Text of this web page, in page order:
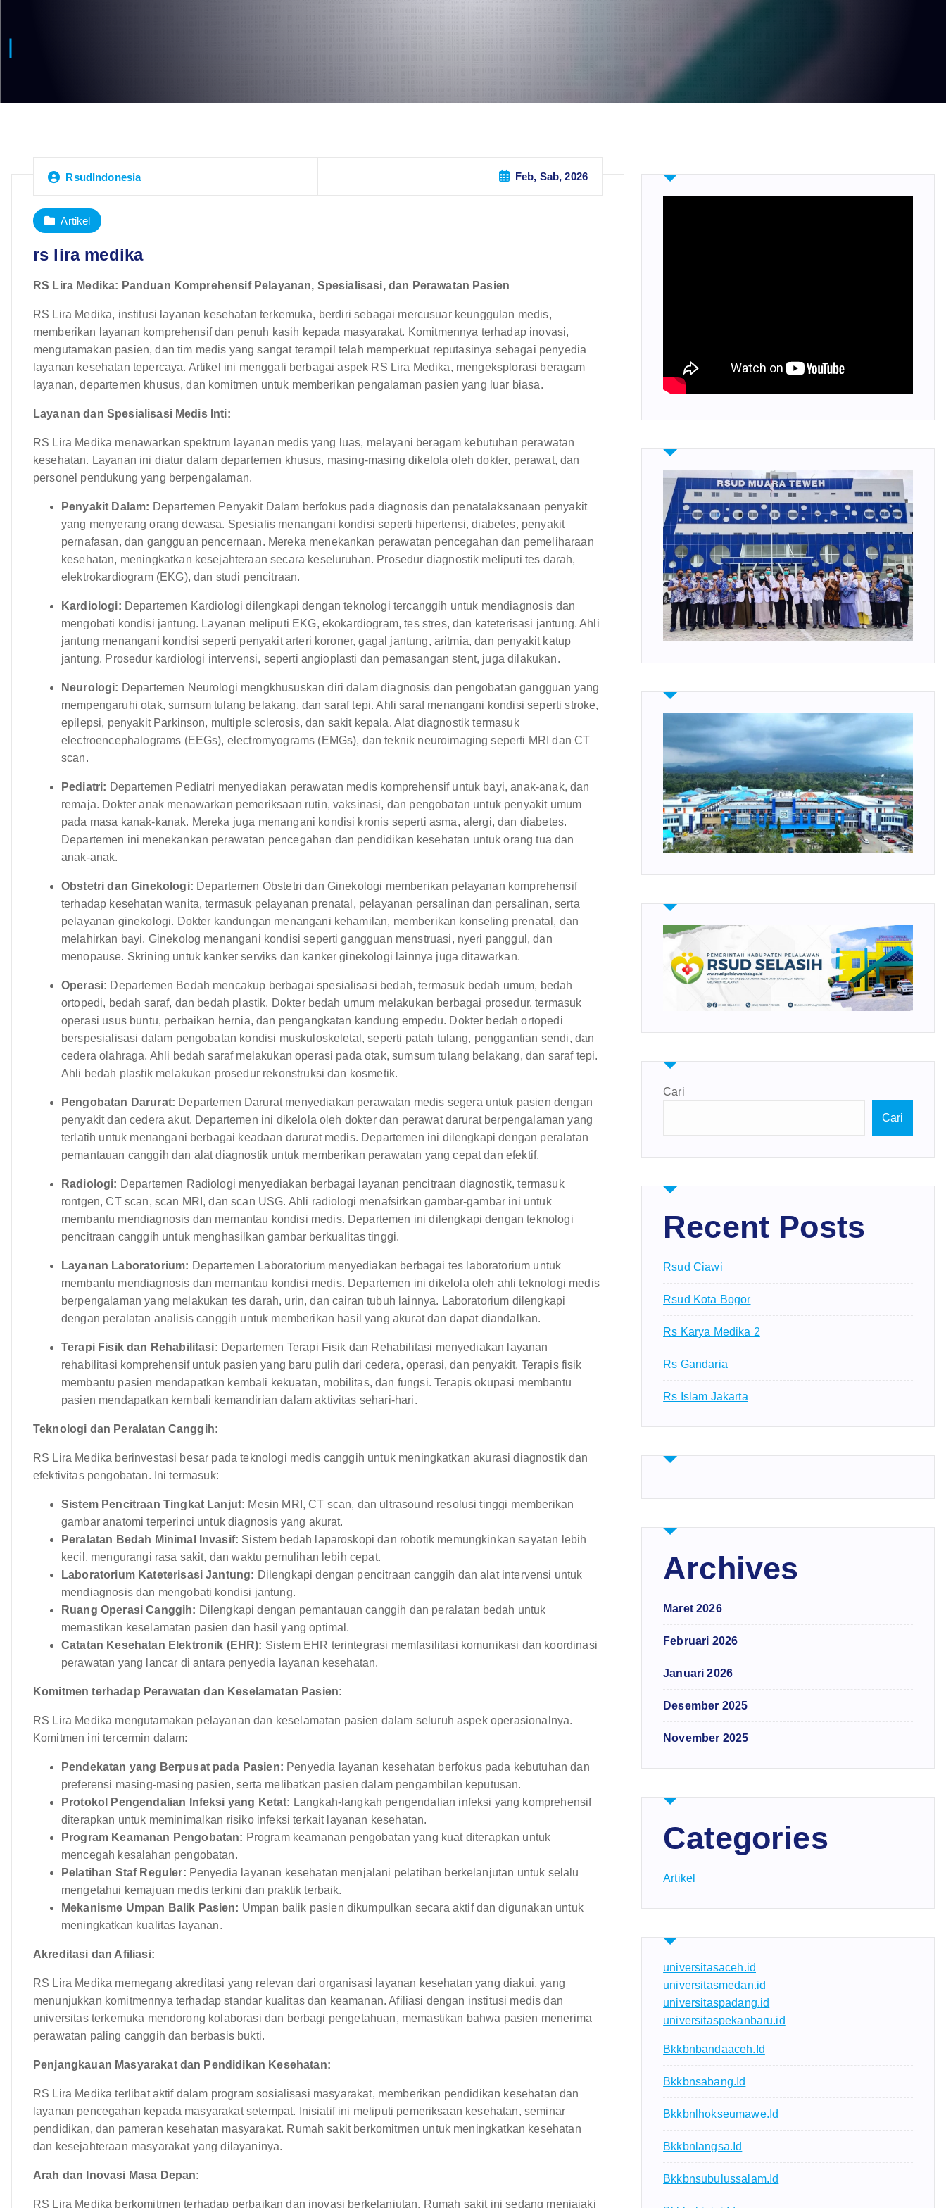
RsudIndonesia Feb, Sab, 2026
Artikel
rs lira medika
RS Lira Medika: Panduan Komprehensif Pelayanan, Spesialisasi, dan Perawatan Pasien
RS Lira Medika, institusi layanan kesehatan terkemuka, berdiri sebagai mercusuar keunggulan medis,
memberikan layanan komprehensif dan penuh kasih kepada masyarakat. Komitmennya terhadap inovasi,
mengutamakan pasien, dan tim medis yang sangat terampil telah memperkuat reputasinya sebagai penyedia
layanan kesehatan tepercaya. Artikel ini menggali berbagai aspek RS Lira Medika, mengeksplorasi beragam
layanan, departemen khusus, dan komitmen untuk memberikan pengalaman pasien yang luar biasa.
Layanan dan Spesialisasi Medis Inti:
RS Lira Medika menawarkan spektrum layanan medis yang luas, melayani beragam kebutuhan perawatan
kesehatan. Layanan ini diatur dalam departemen khusus, masing-masing dikelola oleh dokter, perawat, dan
personel pendukung yang berpengalaman.
Penyakit Dalam: Departemen Penyakit Dalam berfokus pada diagnosis dan penatalaksanaan penyakit
yang menyerang orang dewasa. Spesialis menangani kondisi seperti hipertensi, diabetes, penyakit
pernafasan, dan gangguan pencernaan. Mereka menekankan perawatan pencegahan dan pemeliharaan
kesehatan, meningkatkan kesejahteraan secara keseluruhan. Prosedur diagnostik meliputi tes darah,
elektrokardiogram (EKG), dan studi pencitraan.
Kardiologi: Departemen Kardiologi dilengkapi dengan teknologi tercanggih untuk mendiagnosis dan
mengobati kondisi jantung. Layanan meliputi EKG, ekokardiogram, tes stres, dan kateterisasi jantung. Ahli
jantung menangani kondisi seperti penyakit arteri koroner, gagal jantung, aritmia, dan penyakit katup
jantung. Prosedur kardiologi intervensi, seperti angioplasti dan pemasangan stent, juga dilakukan.
Neurologi: Departemen Neurologi mengkhususkan diri dalam diagnosis dan pengobatan gangguan yang
mempengaruhi otak, sumsum tulang belakang, dan saraf tepi. Ahli saraf menangani kondisi seperti stroke,
epilepsi, penyakit Parkinson, multiple sclerosis, dan sakit kepala. Alat diagnostik termasuk
electroencephalograms (EEGs), electromyograms (EMGs), dan teknik neuroimaging seperti MRI dan CT
scan.
Pediatri: Departemen Pediatri menyediakan perawatan medis komprehensif untuk bayi, anak-anak, dan
remaja. Dokter anak menawarkan pemeriksaan rutin, vaksinasi, dan pengobatan untuk penyakit umum
pada masa kanak-kanak. Mereka juga menangani kondisi kronis seperti asma, alergi, dan diabetes.
Departemen ini menekankan perawatan pencegahan dan pendidikan kesehatan untuk orang tua dan
anak-anak.
Obstetri dan Ginekologi: Departemen Obstetri dan Ginekologi memberikan pelayanan komprehensif
terhadap kesehatan wanita, termasuk pelayanan prenatal, pelayanan persalinan dan persalinan, serta
pelayanan ginekologi. Dokter kandungan menangani kehamilan, memberikan konseling prenatal, dan
melahirkan bayi. Ginekolog menangani kondisi seperti gangguan menstruasi, nyeri panggul, dan
menopause. Skrining untuk kanker serviks dan kanker ginekologi lainnya juga ditawarkan.
Operasi: Departemen Bedah mencakup berbagai spesialisasi bedah, termasuk bedah umum, bedah
ortopedi, bedah saraf, dan bedah plastik. Dokter bedah umum melakukan berbagai prosedur, termasuk
operasi usus buntu, perbaikan hernia, dan pengangkatan kandung empedu. Dokter bedah ortopedi
berspesialisasi dalam pengobatan kondisi muskuloskeletal, seperti patah tulang, penggantian sendi, dan
cedera olahraga. Ahli bedah saraf melakukan operasi pada otak, sumsum tulang belakang, dan saraf tepi.
Ahli bedah plastik melakukan prosedur rekonstruksi dan kosmetik.
Pengobatan Darurat: Departemen Darurat menyediakan perawatan medis segera untuk pasien dengan
penyakit dan cedera akut. Departemen ini dikelola oleh dokter dan perawat darurat berpengalaman yang
terlatih untuk menangani berbagai keadaan darurat medis. Departemen ini dilengkapi dengan peralatan
pemantauan canggih dan alat diagnostik untuk memberikan perawatan yang cepat dan efektif.
Radiologi: Departemen Radiologi menyediakan berbagai layanan pencitraan diagnostik, termasuk
rontgen, CT scan, scan MRI, dan scan USG. Ahli radiologi menafsirkan gambar-gambar ini untuk
membantu mendiagnosis dan memantau kondisi medis. Departemen ini dilengkapi dengan teknologi
pencitraan canggih untuk menghasilkan gambar berkualitas tinggi.
Layanan Laboratorium: Departemen Laboratorium menyediakan berbagai tes laboratorium untuk
membantu mendiagnosis dan memantau kondisi medis. Departemen ini dikelola oleh ahli teknologi medis
berpengalaman yang melakukan tes darah, urin, dan cairan tubuh lainnya. Laboratorium dilengkapi
dengan peralatan analisis canggih untuk memberikan hasil yang akurat dan dapat diandalkan.
Terapi Fisik dan Rehabilitasi: Departemen Terapi Fisik dan Rehabilitasi menyediakan layanan
rehabilitasi komprehensif untuk pasien yang baru pulih dari cedera, operasi, dan penyakit. Terapis fisik
membantu pasien mendapatkan kembali kekuatan, mobilitas, dan fungsi. Terapis okupasi membantu
pasien mendapatkan kembali kemandirian dalam aktivitas sehari-hari.
Teknologi dan Peralatan Canggih:
RS Lira Medika berinvestasi besar pada teknologi medis canggih untuk meningkatkan akurasi diagnostik dan
efektivitas pengobatan. Ini termasuk:
Sistem Pencitraan Tingkat Lanjut: Mesin MRI, CT scan, dan ultrasound resolusi tinggi memberikan
gambar anatomi terperinci untuk diagnosis yang akurat.
Peralatan Bedah Minimal Invasif: Sistem bedah laparoskopi dan robotik memungkinkan sayatan lebih
kecil, mengurangi rasa sakit, dan waktu pemulihan lebih cepat.
Laboratorium Kateterisasi Jantung: Dilengkapi dengan pencitraan canggih dan alat intervensi untuk
mendiagnosis dan mengobati kondisi jantung.
Ruang Operasi Canggih: Dilengkapi dengan pemantauan canggih dan peralatan bedah untuk
memastikan keselamatan pasien dan hasil yang optimal.
Catatan Kesehatan Elektronik (EHR): Sistem EHR terintegrasi memfasilitasi komunikasi dan koordinasi
perawatan yang lancar di antara penyedia layanan kesehatan.
Komitmen terhadap Perawatan dan Keselamatan Pasien:
RS Lira Medika mengutamakan pelayanan dan keselamatan pasien dalam seluruh aspek operasionalnya.
Komitmen ini tercermin dalam:
Pendekatan yang Berpusat pada Pasien: Penyedia layanan kesehatan berfokus pada kebutuhan dan
preferensi masing-masing pasien, serta melibatkan pasien dalam pengambilan keputusan.
Protokol Pengendalian Infeksi yang Ketat: Langkah-langkah pengendalian infeksi yang komprehensif
diterapkan untuk meminimalkan risiko infeksi terkait layanan kesehatan.
Program Keamanan Pengobatan: Program keamanan pengobatan yang kuat diterapkan untuk
mencegah kesalahan pengobatan.
Pelatihan Staf Reguler: Penyedia layanan kesehatan menjalani pelatihan berkelanjutan untuk selalu
mengetahui kemajuan medis terkini dan praktik terbaik.
Mekanisme Umpan Balik Pasien: Umpan balik pasien dikumpulkan secara aktif dan digunakan untuk
meningkatkan kualitas layanan.
Akreditasi dan Afiliasi:
RS Lira Medika memegang akreditasi yang relevan dari organisasi layanan kesehatan yang diakui, yang
menunjukkan komitmennya terhadap standar kualitas dan keamanan. Afiliasi dengan institusi medis dan
universitas terkemuka mendorong kolaborasi dan berbagi pengetahuan, memastikan bahwa pasien menerima
perawatan paling canggih dan berbasis bukti.
Penjangkauan Masyarakat dan Pendidikan Kesehatan:
RS Lira Medika terlibat aktif dalam program sosialisasi masyarakat, memberikan pendidikan kesehatan dan
layanan pencegahan kepada masyarakat setempat. Inisiatif ini meliputi pemeriksaan kesehatan, seminar
pendidikan, dan pameran kesehatan masyarakat. Rumah sakit berkomitmen untuk meningkatkan kesehatan
dan kesejahteraan masyarakat yang dilayaninya.
Arah dan Inovasi Masa Depan:
RS Lira Medika berkomitmen terhadap perbaikan dan inovasi berkelanjutan. Rumah sakit ini sedang menjajaki
Cari
Cari
Recent Posts
Rsud Ciawi
Rsud Kota Bogor
Rs Karya Medika 2
Rs Gandaria
Rs Islam Jakarta
Archives
Maret 2026
Februari 2026
Januari 2026
Desember 2025
November 2025
Categories
Artikel
universitasaceh.id
universitasmedan.id
universitaspadang.id
universitaspekanbaru.id
Bkkbnbandaaceh.id
Bkkbnsabang.id
Bkkbnlhokseumawe.id
Bkkbnlangsa.id
Bkkbnsubulussalam.id